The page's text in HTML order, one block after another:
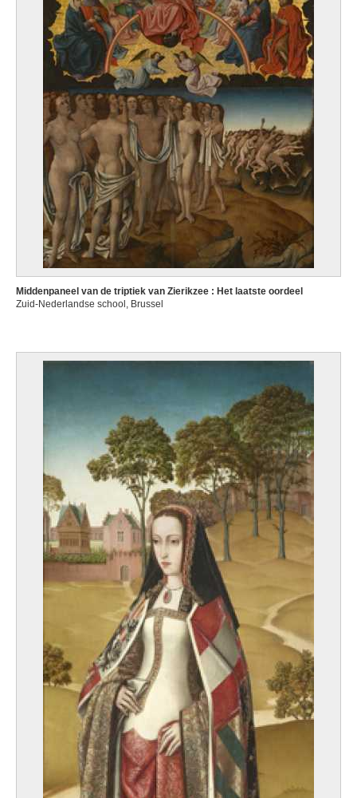
Middenpaneel van de triptiek van Zierikzee : Het laatste oordeel
Zuid-Nederlandse school, Brussel